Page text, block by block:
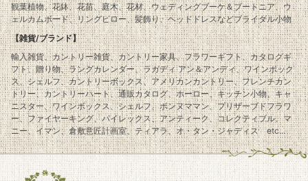
観葉植物、花鉢、花苗、庭木、花材、ウェディングブーケ＆ブートニア、ウ
ェルカムボード、リングピロー、髪飾り、ヘッドドレスなどブライダル小物
【雑貨/ブランド】
輸入雑貨、カントリー雑貨、カントリー家具、フラワーギフト、カタログギ
フト、贈り物、ラングカレンダー、ラガディ アン＆アンディ、ワインボック
ス、シェルフ、カントリーボックス、アメリカンカントリー、フレンチカン
トリー、カントリーハート、通販カタログ、ホーロー、キッチン小物、キャ
ニスター、ワインボックス、シェルフ、ボンヌママン、プリザーブドフラワ
ー、ファイヤーキング、パイレックス、アンティーク、コレクティブル、マ
ニー、イマン、倉敷意匠計画室、ティアラ、オ・タン・ジャディス etc...